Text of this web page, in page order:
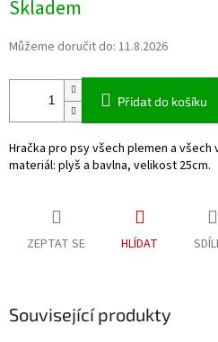
cena:
Skladem
Můžeme doručit do: 11.8.2026
Přidat do košíku
Hračka pro psy všech plemen a
materiál: plyš a bavlna, velikost 25cm.
ZEPTAT SE HLÍDAT
Související produkty